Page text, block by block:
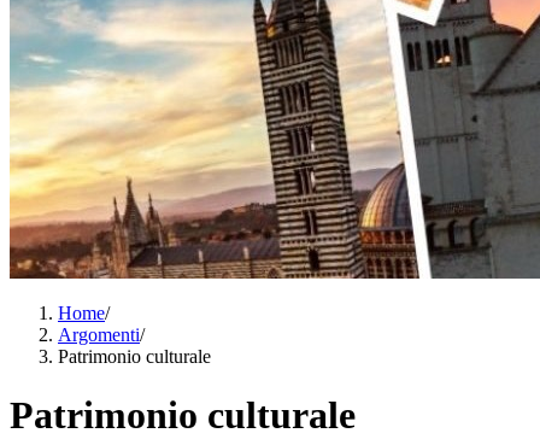
Home/
Argomenti/
Patrimonio culturale
Patrimonio culturale